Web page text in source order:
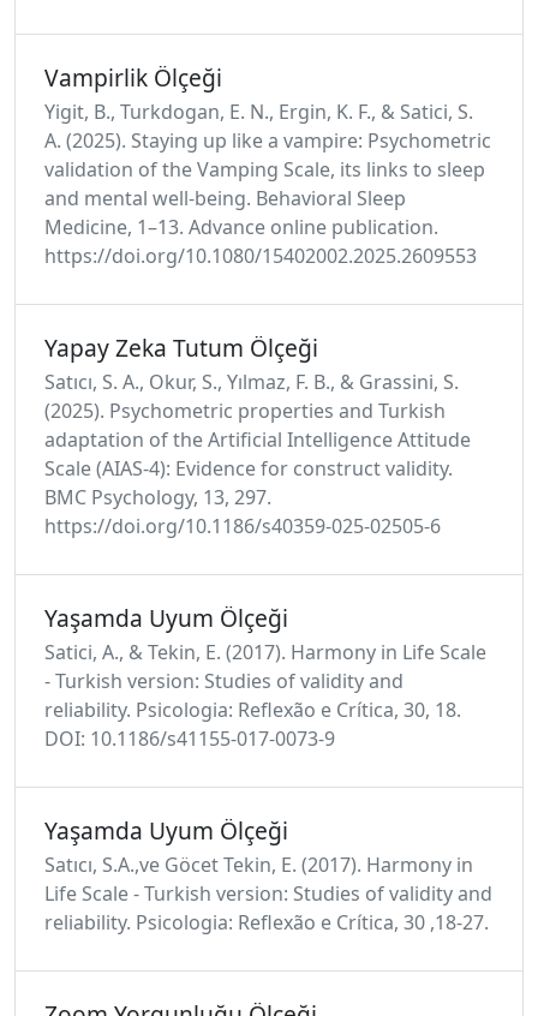
Vampirlik Ölçeği
Yigit, B., Turkdogan, E. N., Ergin, K. F., & Satici, S.
A. (2025). Staying up like a vampire: Psychometric
validation of the Vamping Scale, its links to sleep
and mental well-being. Behavioral Sleep
Medicine, 1–13. Advance online publication.
https://doi.org/10.1080/15402002.2025.2609553
Yapay Zeka Tutum Ölçeği
Satıcı, S. A., Okur, S., Yılmaz, F. B., & Grassini, S.
(2025). Psychometric properties and Turkish
adaptation of the Artificial Intelligence Attitude
Scale (AIAS-4): Evidence for construct validity.
BMC Psychology, 13, 297.
https://doi.org/10.1186/s40359-025-02505-6
Yaşamda Uyum Ölçeği
Satici, A., & Tekin, E. (2017). Harmony in Life Scale
- Turkish version: Studies of validity and
reliability. Psicologia: Reflexão e Crítica, 30, 18.
DOI: 10.1186/s41155-017-0073-9
Yaşamda Uyum Ölçeği
Satıcı, S.A.,ve Göcet Tekin, E. (2017). Harmony in
Life Scale - Turkish version: Studies of validity and
reliability. Psicologia: Reflexão e Crítica, 30 ,18-27.